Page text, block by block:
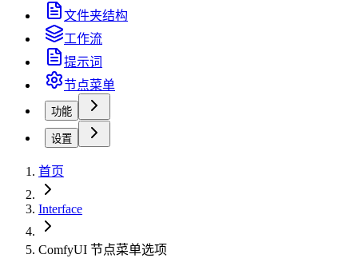
文件夹结构
工作流
提示词
节点菜单
功能
设置
首页
Interface
ComfyUI 节点菜单选项